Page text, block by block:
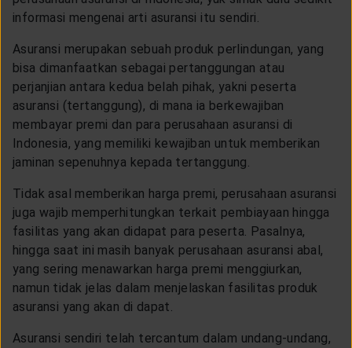
informasi mengenai arti asuransi itu sendiri.
Asuransi merupakan sebuah produk perlindungan, yang
bisa dimanfaatkan sebagai pertanggungan atau
perjanjian antara kedua belah pihak, yakni peserta
asuransi (tertanggung), di mana ia berkewajiban
membayar premi dan para perusahaan asuransi di
Indonesia, yang memiliki kewajiban untuk memberikan
jaminan sepenuhnya kepada tertanggung.
Tidak asal memberikan harga premi, perusahaan asuransi
juga wajib memperhitungkan terkait pembiayaan hingga
fasilitas yang akan didapat para peserta. Pasalnya,
hingga saat ini masih banyak perusahaan asuransi abal,
yang sering menawarkan harga premi menggiurkan,
namun tidak jelas dalam menjelaskan fasilitas produk
asuransi yang akan di dapat.
Asuransi sendiri telah tercantum dalam undang-undang,
ARTIKEL DAN BERITA
TENTANG GENERALI
ACARA